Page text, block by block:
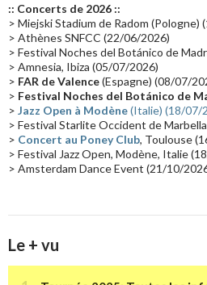
Passages radio Vidéo Jarrecast (16)
Les concerts en Chine(16) Cinéma
Synthé Roland(15) Belgique(15)
(14) Astronomie (14)
Tournée 2025(14) 2024(14) Chine
:: Concerts de 2026 ::
> Miejski Stadium de Radom (Pologne)
> Athènes SNFCC (22/06/2026)
> Festival Noches del Botánico de
> Amnesia, Ibiza (05/07/2026)
> FAR de Valence(Espagne) (08/07/
> Festival Noches del Botánico de
> Jazz Open à Modène(Italie) (18/07/
> Festival Starlite Occident de
> Concert au Poney Club, Toulouse
> Festival Jazz Open, Modène, Italie
> Amsterdam Dance Event (21/10/
Le + vu